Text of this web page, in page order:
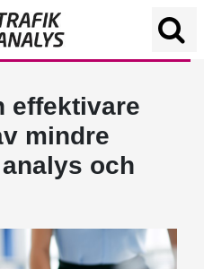
effektivare
mindre
och